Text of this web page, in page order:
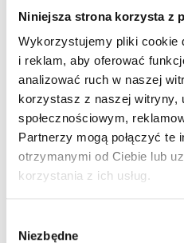
Niniejsza strona korzysta z
Wykorzystujemy pliki cookie
i reklam, aby oferować
analizować ruch w naszej
korzystasz z naszej witryny,
społecznościowym,
Partnerzy mogą połączyć te
otrzymanymi od Ciebie lub
korzystania z ich usług.
zgody
Niezbędne
CANADA BLACK